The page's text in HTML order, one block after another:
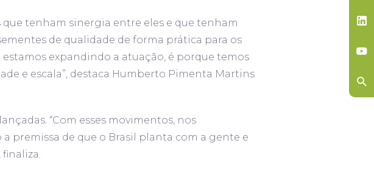
tenham sinergia entre eles e que tenham
de qualidade de forma prática para os
expandindo a atuação, é porque temos
e escala”, destaca Humberto Pimenta Martins
“Com esses movimentos, nos
premissa de que o Brasil planta com a gente e